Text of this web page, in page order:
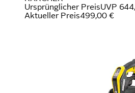
Ursprünglicher PreisUVP
Aktueller Preis499,00 €